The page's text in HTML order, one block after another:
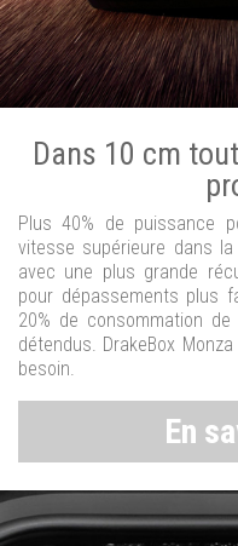
Dans 10 cm
Plus 40% de puissance
vitesse supérieure dans
avec une plus grande
pour dépassements plus
20% de consommation
détendus. DrakeBox
besoin.
En